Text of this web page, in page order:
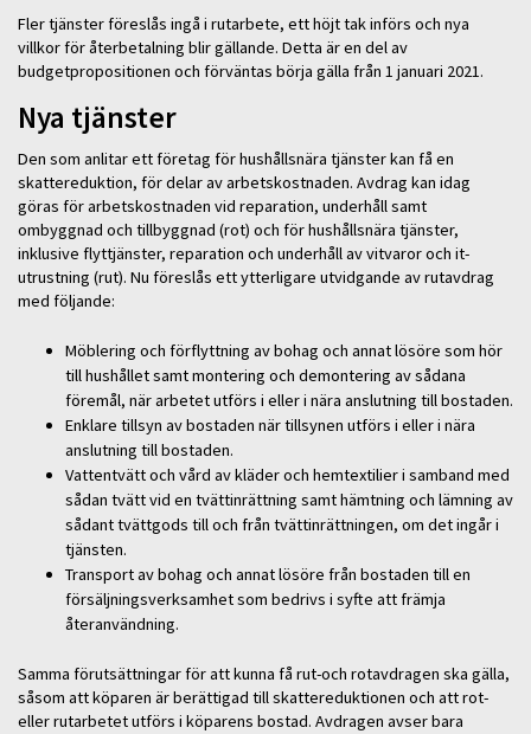
Fler tjänster föreslås ingå i rutarbete, ett höjt tak införs och nya
villkor för återbetalning blir gällande. Detta är en del av
budgetpropositionen och förväntas börja gälla från 1 januari 2021.
Nya tjänster
Den som anlitar ett företag för hushållsnära tjänster kan få en
skattereduktion, för delar av arbetskostnaden. Avdrag kan idag
göras för arbetskostnaden vid reparation, underhåll samt
ombyggnad och tillbyggnad (rot) och för hushållsnära tjänster,
inklusive flyttjänster, reparation och underhåll av vitvaror och it-
utrustning (rut). Nu föreslås ett ytterligare utvidgande av rutavdrag
med följande:
Möblering och förflyttning av bohag och annat lösöre som hör
till hushållet samt montering och demontering av sådana
föremål, när arbetet utförs i eller i nära anslutning till bostaden.
Enklare tillsyn av bostaden när tillsynen utförs i eller i nära
anslutning till bostaden.
Vattentvätt och vård av kläder och hemtextilier i samband med
sådan tvätt vid en tvättinrättning samt hämtning och lämning av
sådant tvättgods till och från tvättinrättningen, om det ingår i
tjänsten.
Transport av bohag och annat lösöre från bostaden till en
försäljningsverksamhet som bedrivs i syfte att främja
återanvändning.
Samma förutsättningar för att kunna få rut-och rotavdragen ska gälla,
såsom att köparen är berättigad till skattereduktionen och att rot-
eller rutarbetet utförs i köparens bostad. Avdragen avser bara